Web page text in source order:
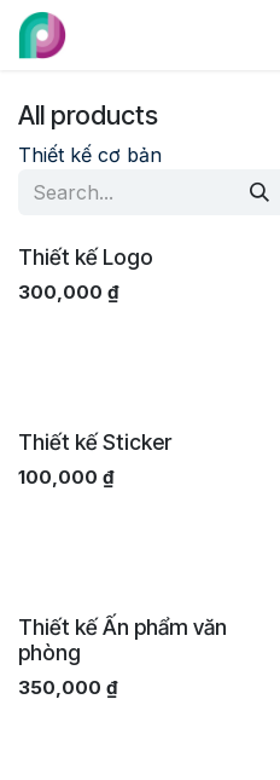
Skip to Content
All products
Thiết kế cơ bản
Thiết kế Logo
300,000 ₫
Thiết kế Sticker
100,000 ₫
Thiết kế Ấn phẩm văn
phòng
350,000 ₫